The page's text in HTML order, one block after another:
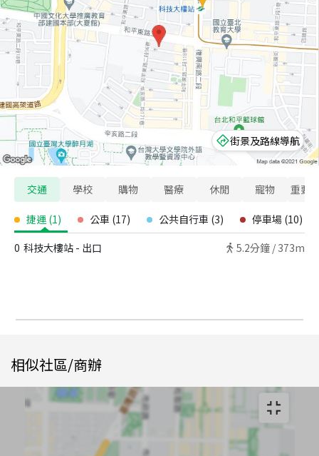
街景及路線導航
交通 學校 購物 醫療 休閒 寵物 重要
捷運 (1) 公車 (17) 公共自行車 (3) 停車場 (10)
0 科技大樓站 - 出口 5.2分鐘 / 373m
相似社區/商辦